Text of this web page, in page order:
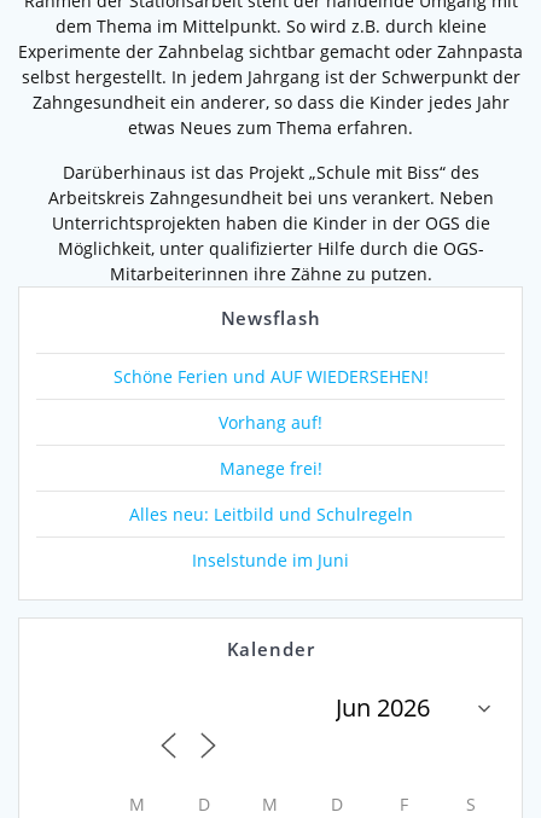
dem Thema im Mittelpunkt. So wird z.B. durch kleine
Experimente der Zahnbelag sichtbar gemacht oder Zahnpasta
selbst hergestellt. In jedem Jahrgang ist der Schwerpunkt der
Zahngesundheit ein anderer, so dass die Kinder jedes Jahr
etwas Neues zum Thema erfahren.
Darüberhinaus ist das Projekt „Schule mit Biss“ des
Arbeitskreis Zahngesundheit bei uns verankert. Neben
Unterrichtsprojekten haben die Kinder in der OGS die
Möglichkeit, unter qualifizierter Hilfe durch die OGS-
Mitarbeiterinnen ihre Zähne zu putzen.
Newsflash
Schöne Ferien und AUF WIEDERSEHEN!
Vorhang auf!
Manege frei!
Alles neu: Leitbild und Schulregeln
Inselstunde im Juni
Kalender
M D M D F S